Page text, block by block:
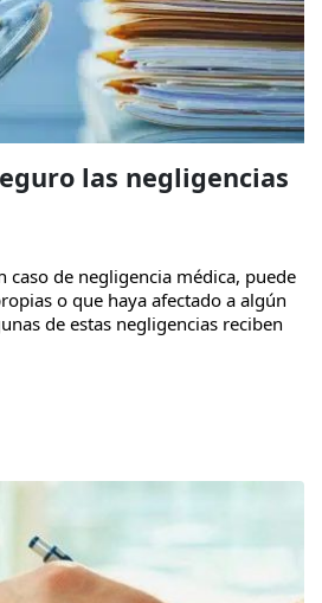
las negligencias
caso de negligencia médica, puede
o que haya afectado a algún
de estas negligencias reciben